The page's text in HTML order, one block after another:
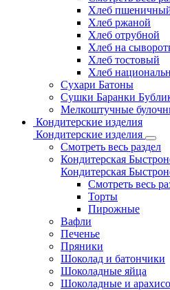
Хлеб
Хлеб ржаной
Хлеб отрубной
Хлеб на
Хлеб тостовый
Хлеб
Сухари Батоны
Сушки Баранки
Мелкоштучные
Кондитерские изделия
Кондитерские изделия
Смотреть весь раздел
Кондитерская
Кондитерская
Смотреть весь
Торты
Пирожные
Вафли
Печенье
Пряники
Шоколад и батончики
Шоколадные яйца
Шоколадные и